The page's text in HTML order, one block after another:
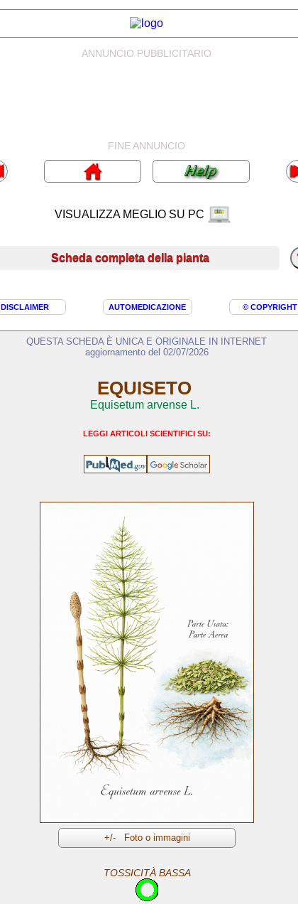
ANNUNCIO PUBBLICITARIO
FINE ANNUNCIO
VISUALIZZA MEGLIO SU PC
Scheda completa della pianta
DISCLAIMER AUTOMEDICAZIONE © COPYRIGHT
QUESTA SCHEDA È UNICA E ORIGINALE IN INTERNET
aggiornamento del 02/07/2026
EQUISETO
Equisetum arvense L.
LEGGI ARTICOLI SCIENTIFICI SU:
TOSSICITÀ BASSA